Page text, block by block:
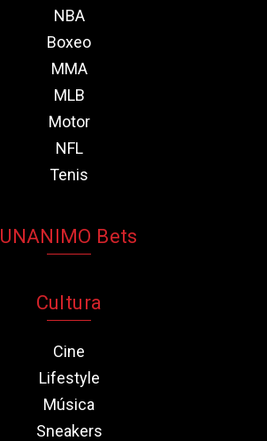
NBA
Boxeo
MMA
MLB
Motor
NFL
Tenis
UNANIMO Bets
Cultura
Cine
Lifestyle
Música
Sneakers